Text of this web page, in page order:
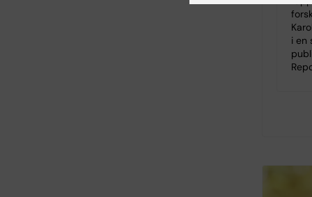
i en